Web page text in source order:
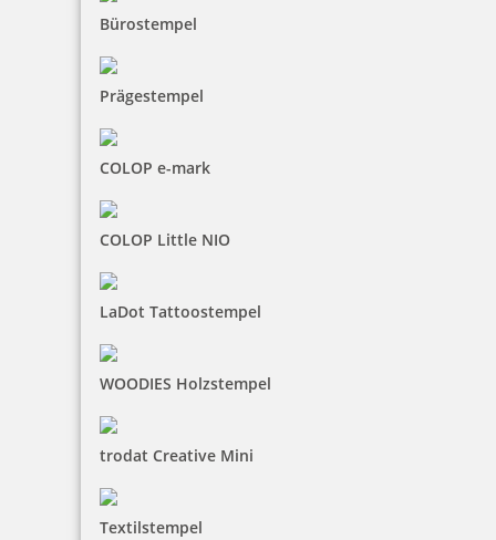
Bürostempel
Prägestempel
COLOP e-mark
COLOP Little NIO
LaDot Tattoostempel
WOODIES Holzstempel
trodat Creative Mini
Textilstempel
Jetzt gestalten
Holz Motivstempel Motiv Q15 Schnell wie der Wind
Jetzt gestalten